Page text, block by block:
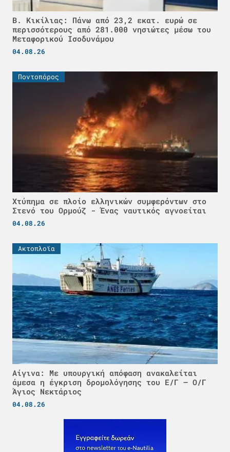
Β. Κικίλιας: Πάνω από 23,2 εκατ. ευρώ σε
περισσότερους από 281.000 νησιώτες μέσω του
Μεταφορικού Ισοδυνάμου
04.08.26
Ποντοπόρος
Χτύπημα σε πλοίο ελληνικών συμφερόντων στο
Στενό του Ορμούζ - Ένας ναυτικός αγνοείται
04.08.26
Ακτοπλοϊα
Αίγινα: Με υπουργική απόφαση ανακαλείται
άμεσα η έγκριση δρομολόγησης του Ε/Γ – Ο/Γ
Άγιος Νεκτάριος
04.08.26